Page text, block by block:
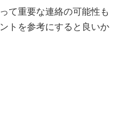
て重要な連絡の可能性も
トを参考にすると良いか